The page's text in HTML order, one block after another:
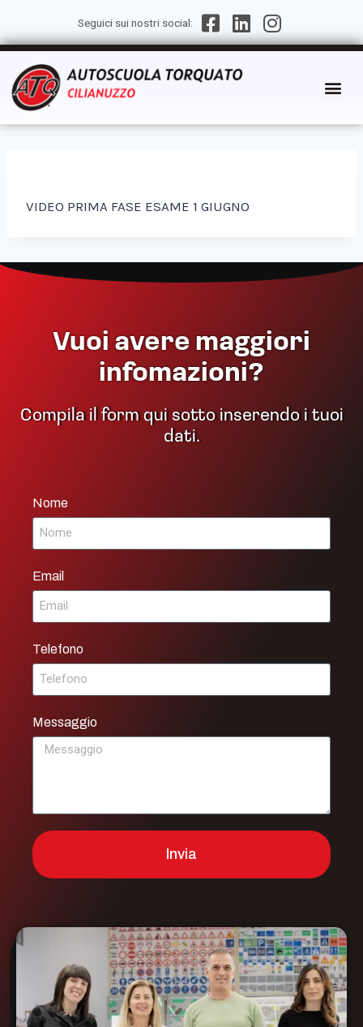
Seguici sui nostri social:
VIDEO PRIMA FASE ESAME 1 GIUGNO
Vuoi avere maggiori
infomazioni?
Compila il form qui sotto inserendo i tuoi
dati.
Nome
Email
Telefono
Messaggio
Invia